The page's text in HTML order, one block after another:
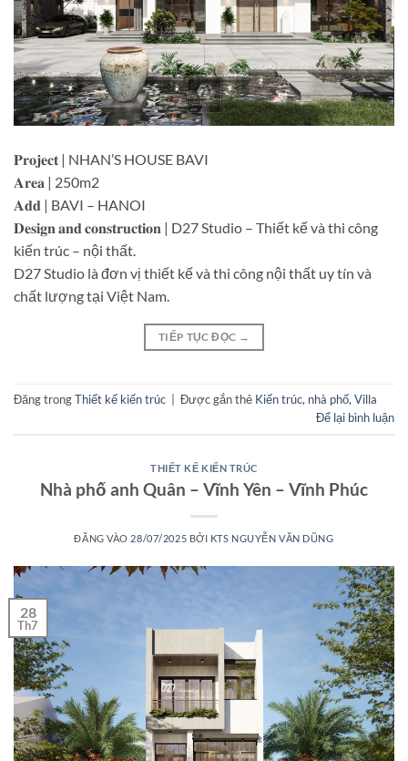
𝐏𝐫𝐨𝐣𝐞𝐜𝐭 | NHAN’S HOUSE BAVI
𝐀𝐫𝐞𝐚 | 250m2
𝐀𝐝𝐝 | BAVI – HANOI
𝐃𝐞𝐬𝐢𝐠𝐧 𝐚𝐧𝐝 𝐜𝐨𝐧𝐬𝐭𝐫𝐮𝐜𝐭𝐢𝐨𝐧 | D27 Studio – Thiết kế và thi công
kiến trúc – nội thất.
D27 Studio là đơn vị thiết kế và thi công nội thất uy tín và
chất lượng tại Việt Nam.
TIẾP TỤC ĐỌC →
Đăng trongThiết kế kiến trúc Được gắn thẻ Kiến trúc, nhà phố,Villa
Để lại bình luận
THIẾT KẾ KIẾN TRÚC
Nhà phố anh Quân – Vĩnh Yên – Vĩnh Phúc
ĐĂNG VÀO 28/07/2025 BỞI KTS NGUYỄN VĂN DŨNG
28
Th7